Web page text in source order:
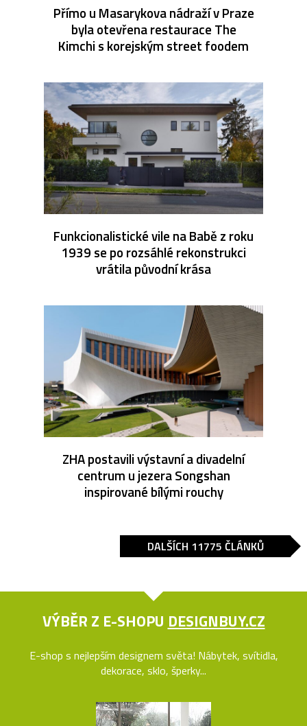
Přímo u Masarykova nádraží v Praze
byla otevřena restaurace The
Kimchi s korejským street foodem
Funkcionalistické vile na Babě z roku
1939 se po rozsáhlé rekonstrukci
vrátila původní krása
ZHA postavili výstavní a divadelní
centrum u jezera Songshan
inspirované bílými rouchy
DALŠÍCH 11775 ČLÁNKŮ
VÝBĚR Z E-SHOPU DESIGNBUY.CZ
E-shop s nejlepším designem světa! Nábytek, svítidla,
dekorace, sklo, šperky...